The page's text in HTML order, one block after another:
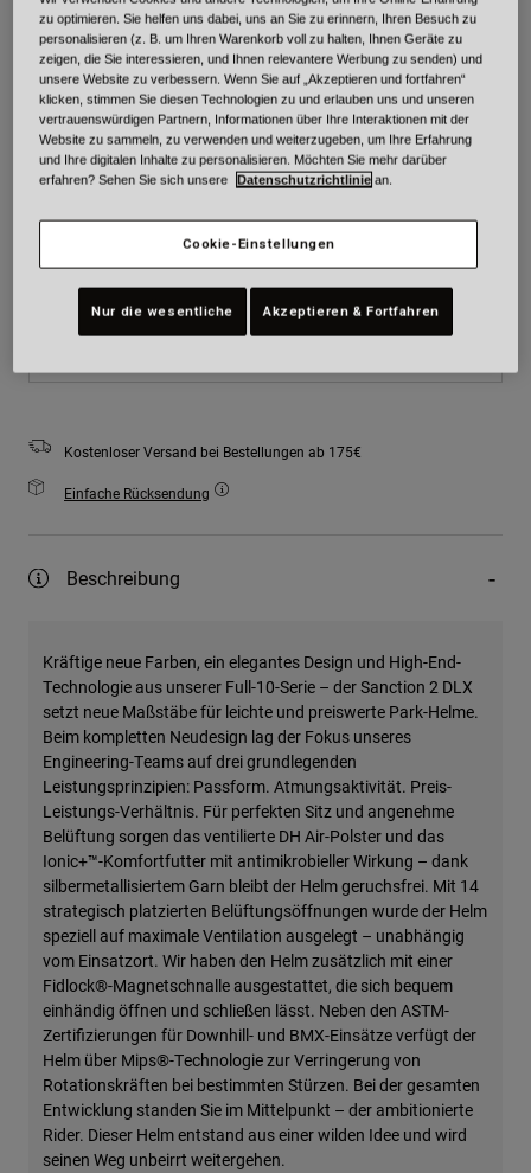
Farben -Schwarz/Weiß
ausgewählt
Kostenloser Versand bei Bestellungen ab 175€
Einfache Rücksendung
Beschreibung
Kräftige neue Farben, ein elegantes Design und High-End-
Technologie aus unserer Full-10-Serie – der Sanction 2 DLX
setzt neue Maßstäbe für leichte und preiswerte Park-Helme.
Beim kompletten Neudesign lag der Fokus unseres
Engineering-Teams auf drei grundlegenden
Leistungsprinzipien: Passform. Atmungsaktivität. Preis-
Leistungs-Verhältnis. Für perfekten Sitz und angenehme
Belüftung sorgen das ventilierte DH Air-Polster und das
Ionic+™-Komfortfutter mit antimikrobieller Wirkung – dank
silbermetallisiertem Garn bleibt der Helm geruchsfrei. Mit 14
strategisch platzierten Belüftungsöffnungen wurde der Helm
speziell auf maximale Ventilation ausgelegt – unabhängig
vom Einsatzort. Wir haben den Helm zusätzlich mit einer
Fidlock®-Magnetschnalle ausgestattet, die sich bequem
einhändig öffnen und schließen lässt. Neben den ASTM-
Zertifizierungen für Downhill- und BMX-Einsätze verfügt der
Helm über Mips®-Technologie zur Verringerung von
Rotationskräften bei bestimmten Stürzen. Bei der gesamten
Entwicklung standen Sie im Mittelpunkt – der ambitionierte
Rider. Dieser Helm entstand aus einer wilden Idee und wird
seinen Weg unbeirrt weitergehen.
zu optimieren. Sie helfen uns dabei, uns an Sie zu erinnern, Ihren Besuch zu
personalisieren (z. B. um Ihren Warenkorb voll zu halten, Ihnen Geräte zu
zeigen, die Sie interessieren, und Ihnen relevantere Werbung zu senden) und
unsere Website zu verbessern. Wenn Sie auf „Akzeptieren und fortfahren“
klicken, stimmen Sie diesen Technologien zu und erlauben uns und unseren
vertrauenswürdigen Partnern, Informationen über Ihre Interaktionen mit der
Website zu sammeln, zu verwenden und weiterzugeben, um Ihre Erfahrung
und Ihre digitalen Inhalte zu personalisieren. Möchten Sie mehr darüber
erfahren? Sehen Sie sich unsere
Datenschutzrichtlinie an.
Cookie-Einstellungen
Nur die wesentliche Akzeptieren & Fortfahren